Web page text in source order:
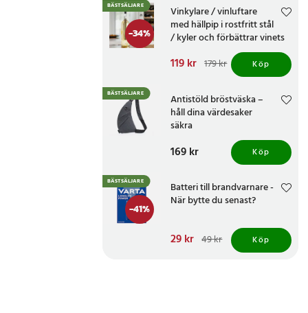
-34%
BÄSTSÄLJARE
Vinkylare / vinluftare
med hällpip i rostfritt stål
/ kyler och förbättrar vinets
Nuvarande pris
Tidigare pris 179 kr
119 kr 179 kr Köp
BÄSTSÄLJARE
Antistöld bröstväska –
håll dina värdesaker
säkra
Pris :169 kr
169 kr Köp
-41%
BÄSTSÄLJARE
Batteri till brandvarnare -
När bytte du senast?
Nuvarande pris
Tidigare pris 49 kr
29 kr 49 kr Köp